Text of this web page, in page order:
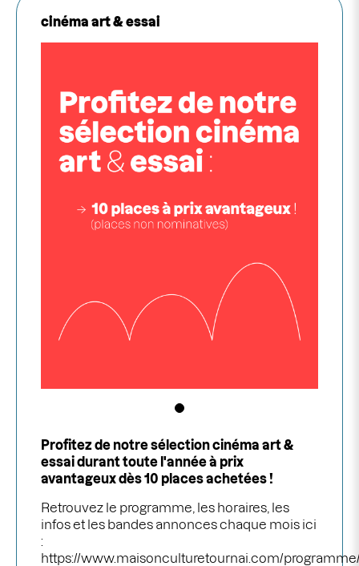
cinéma art & essai
Profitez de notre sélection cinéma art &
essai durant toute l'année à prix
avantageux dès 10 places achetées !
Retrouvez le programme, les horaires, les
infos et les bandes annonces chaque mois ici
:
https://www.maisonculturetournai.com/